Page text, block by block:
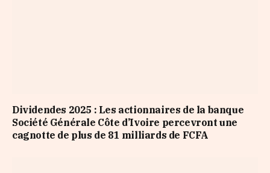
Dividendes 2025 : Les actionnaires de la banque
Société Générale Côte d’Ivoire percevront une
cagnotte de plus de 81 milliards de FCFA